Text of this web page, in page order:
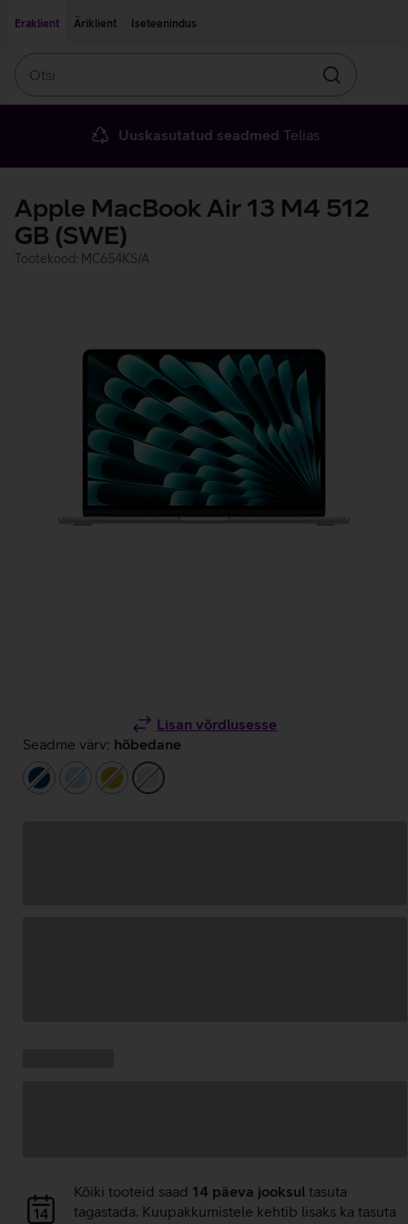
Eraklient
Äriklient Iseteenindus
Otsin
Uuskasutatud seadmed Telias
Apple MacBook Air 13 M4 512
GB (SWE)
Tootekood: MC654KS/A
Lisan võrdlusesse
Seadme värv: hõbedane
tumesinine
helesininekuldnehõbedane
Andmete
laadimine
Kõiki tooteid saad 14 päeva jooksul tasuta
tagastada. Kuupakkumistele kehtib lisaks ka tasuta